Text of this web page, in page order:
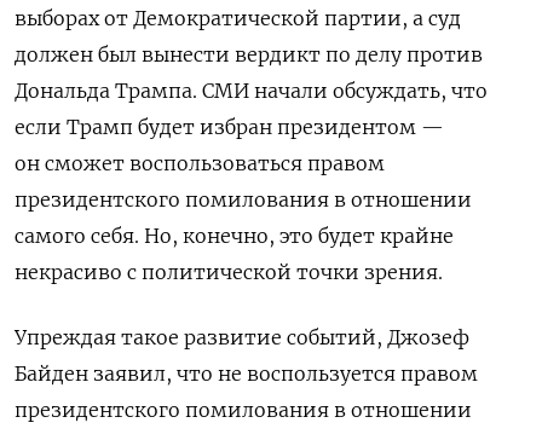
выборах от Демократической партии, а суд
должен был вынести вердикт по делу против
Дональда Трампа. СМИ начали обсуждать, что
если Трамп будет избран президентом —
он сможет воспользоваться правом
президентского помилования в отношении
самого себя. Но, конечно, это будет крайне
некрасиво с политической точки зрения.
Упреждая такое развитие событий, Джозеф
Байден заявил, что не воспользуется правом
президентского помилования в отношении